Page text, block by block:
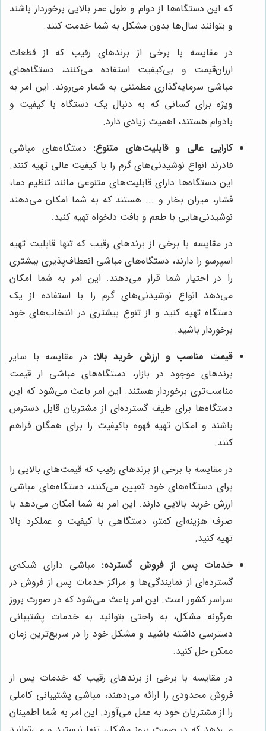
که این دستگاه‌ها از دوام و طول عمر بالایی برخوردار باشند
و بتوانند سال‌ها بدون مشکل به شما خدمت کنند.
در مقایسه با برخی از برندهای رقیب که از قطعات
ارزان‌قیمت و بی‌کیفیت استفاده می‌کنند، دستگاه‌های
مباشی سرمایه‌گذاری مطمئنی به شمار می‌روند. این امر به
ویژه برای کسانی که به دنبال یک دستگاه با کیفیت و
بادوام هستند، اهمیت زیادی دارد.
کارایی عالی و قابلیت‌های متنوع: دستگاه‌های مباشی
قادرند انواع نوشیدنی‌های گرم را با کیفیت عالی تهیه کنند.
این دستگاه‌ها دارای قابلیت‌های متنوعی مانند تنظیم دما،
فشار، میزان بخار و ... هستند که به شما امکان می‌دهند
نوشیدنی‌هایی با طعم و بافت دلخواه تهیه کنید.
در مقایسه با برخی از برندهای رقیب که تنها قابلیت تهیه
اسپرسو را دارند، دستگاه‌های مباشی انعطاف‌پذیری بیشتری
را در اختیار شما قرار می‌دهند. این امر به شما امکان
می‌دهد انواع نوشیدنی‌های گرم را با استفاده از یک
دستگاه تهیه کنید و از تنوع بیشتری در انتخاب‌های خود
برخوردار باشید.
قیمت مناسب و ارزش خرید بالا: در مقایسه با سایر
برندهای موجود در بازار، دستگاه‌های مباشی از قیمت
مناسب‌تری برخوردار هستند. این امر باعث می‌شود که این
دستگاه‌ها برای طیف گسترده‌ای از مشتریان قابل دسترس
باشند و امکان تهیه قهوه باکیفیت را برای همگان فراهم
کنند.
در مقایسه با برخی از برندهای رقیب که قیمت‌های بالایی را
برای دستگاه‌های خود تعیین می‌کنند، دستگاه‌های مباشی
ارزش خرید بالایی دارند. این امر به شما امکان می‌دهد با
صرف هزینه‌ای کمتر، دستگاهی با کیفیت و عملکرد بالا
تهیه کنید.
خدمات پس از فروش گسترده: مباشی دارای شبکه‌ی
گسترده‌ای از نمایندگی‌ها و مراکز خدمات پس از فروش در
سراسر کشور است. این امر باعث می‌شود که در صورت بروز
هرگونه مشکل، به راحتی بتوانید به خدمات پشتیبانی
دسترسی داشته باشید و مشکل خود را در سریع‌ترین زمان
ممکن حل کنید.
در مقایسه با برخی از برندهای رقیب که خدمات پس از
فروش محدودی را ارائه می‌دهند، مباشی پشتیبانی کاملی
را از مشتریان خود به عمل می‌آورد. این امر به شما اطمینان